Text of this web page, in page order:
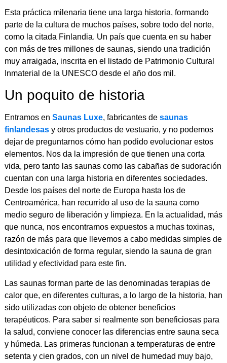
Esta práctica milenaria tiene una larga historia, formando
parte de la cultura de muchos países, sobre todo del norte,
como la citada Finlandia. Un país que cuenta en su haber
con más de tres millones de saunas, siendo una tradición
muy arraigada, inscrita en el listado de Patrimonio Cultural
Inmaterial de la UNESCO desde el año dos mil.
Un poquito de historia
Entramos en Saunas Luxe, fabricantes desaunas
finlandesasy otros productos de vestuario, y no podemos
dejar de preguntarnos cómo han podido evolucionar estos
elementos. Nos da la impresión de que tienen una corta
vida, pero tanto las saunas como las cabañas de sudoración
cuentan con una larga historia en diferentes sociedades.
Desde los países del norte de Europa hasta los de
Centroamérica, han recurrido al uso de la sauna como
medio seguro de liberación y limpieza. En la actualidad, más
que nunca, nos encontramos expuestos a muchas toxinas,
razón de más para que llevemos a cabo medidas simples de
desintoxicación de forma regular, siendo la sauna de gran
utilidad y efectividad para este fin.
Las saunas forman parte de las denominadas terapias de
calor que, en diferentes culturas, a lo largo de la historia, han
sido utilizadas con objeto de obtener beneficios
terapéuticos. Para saber si realmente son beneficiosas para
la salud, conviene conocer las diferencias entre sauna seca
y húmeda. Las primeras funcionan a temperaturas de entre
setenta y cien grados, con un nivel de humedad muy bajo,